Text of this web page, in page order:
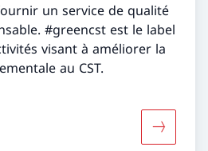
un service de qualité
#greencst est le label
visant à améliorer la
au CST.